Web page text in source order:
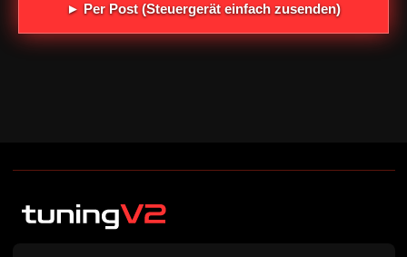
►Per Post(Steuergerät einfach zusenden)